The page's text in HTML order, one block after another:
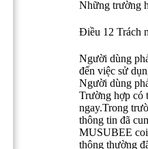
Những trường
Điều 12 Trách
Người dùng
đến việc sử
Người dùng
Trường hợp có
ngay.Trong
thông tin đã
MUSUBEE coi
thông thường